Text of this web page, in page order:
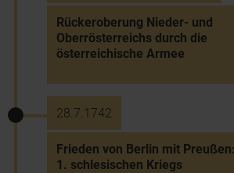
Rückeroberung Nieder- und
Oberrösterreichs durch die
österreichische Armee
28.7.1742
Frieden von Berlin mit
1. schlesischen Kriegs